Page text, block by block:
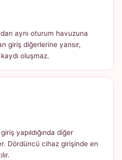
aynı oturum havuzuna
giriş diğerlerine yansır,
oluşmaz.
yapıldığında diğer
Dördüncü cihaz girişinde en